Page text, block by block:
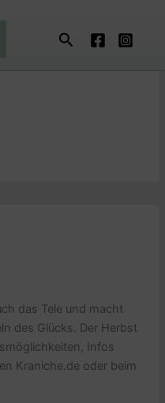
Suchen
das Tele und macht
des Glücks. Der Herbst
Infos
Kraniche.de oder beim